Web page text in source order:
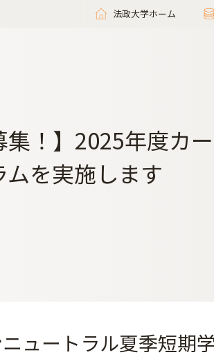
法政大学ホーム
集！】2025年度カ
を実施します
ュートラル夏季短期